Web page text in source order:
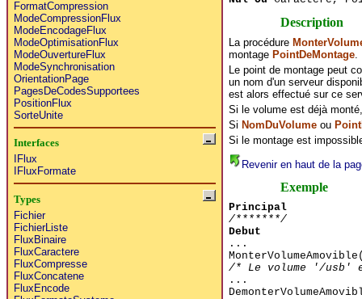
FormatCompression
ModeCompressionFlux
ModeEncodageFlux
ModeOptimisationFlux
ModeOuvertureFlux
ModeSynchronisation
OrientationPage
PagesDeCodesSupportees
PositionFlux
SorteUnite
Interfaces
IFlux
IFluxFormate
Types
Fichier
FichierListe
FluxBinaire
FluxCaractere
FluxCompresse
FluxConcatene
FluxEncode
Description
La procédure
montage PointDeMontage.
Le point de montage peut
un nom d'un serveur
est alors effectué sur ce
Si le volume est déjà
Si NomDuVolumeou
Si le montage est
Revenir en haut de la
Exemple
Principal
/*******/
Debut
...
/* Le volume '/usb'
...